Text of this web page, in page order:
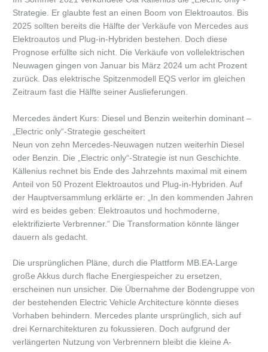
Strategie. Er glaubte fest an einen Boom von Elektroautos. Bis
2025 sollten bereits die Hälfte der Verkäufe von Mercedes aus
Elektroautos und Plug-in-Hybriden bestehen. Doch diese
Prognose erfüllte sich nicht. Die Verkäufe von vollelektrischen
Neuwagen gingen von Januar bis März 2024 um acht Prozent
zurück. Das elektrische Spitzenmodell EQS verlor im gleichen
Zeitraum fast die Hälfte seiner Auslieferungen.
Mercedes ändert Kurs: Diesel und Benzin weiterhin dominant –
„Electric only“-Strategie gescheitert
Neun von zehn Mercedes-Neuwagen nutzen weiterhin Diesel
oder Benzin. Die „Electric only“-Strategie ist nun Geschichte.
Källenius rechnet bis Ende des Jahrzehnts maximal mit einem
Anteil von 50 Prozent Elektroautos und Plug-in-Hybriden. Auf
der Hauptversammlung erklärte er: „In den kommenden Jahren
wird es beides geben: Elektroautos und hochmoderne,
elektrifizierte Verbrenner.“ Die Transformation könnte länger
dauern als gedacht.
Die ursprünglichen Pläne, durch die Plattform MB.EA-Large
große Akkus durch flache Energiespeicher zu ersetzen,
erscheinen nun unsicher. Die Übernahme der Bodengruppe von
der bestehenden Electric Vehicle Architecture könnte dieses
Vorhaben behindern. Mercedes plante ursprünglich, sich auf
drei Kernarchitekturen zu fokussieren. Doch aufgrund der
verlängerten Nutzung von Verbrennern bleibt die kleine A-